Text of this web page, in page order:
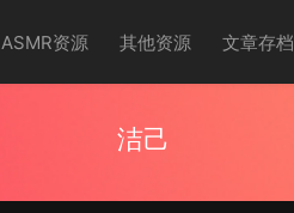
ASMR资源 其他资源 文章存档
洁己